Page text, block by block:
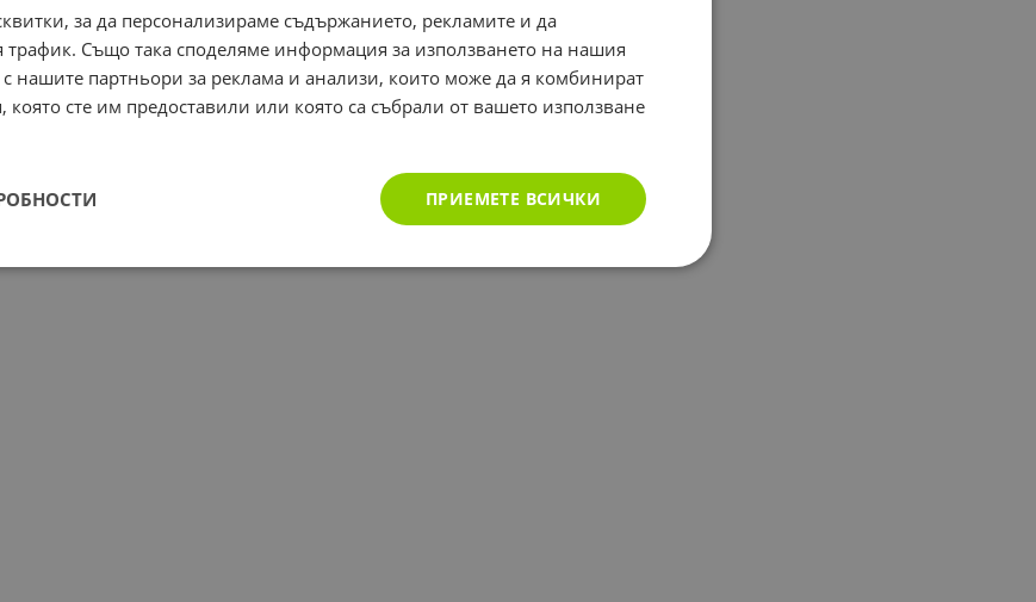
за да персонализираме съдържанието, рекламите и да
Също така споделяме информация за използването на нашия
с нашите партньори за реклама и анализи, които може да я комбинират
която сте им предоставили или която са събрали от вашето използване
ПРИЕМЕТЕ ВСИЧКИ